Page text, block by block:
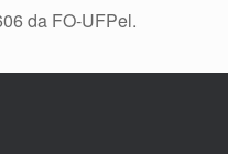
da FO-UFPel.